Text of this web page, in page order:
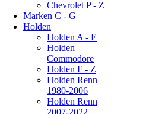
Chevrolet P - Z
Marken C - G
Holden
Holden A - E
Holden
Commodore
Holden F - Z
Holden Renn
1980-2006
Holden Renn
2007-2022